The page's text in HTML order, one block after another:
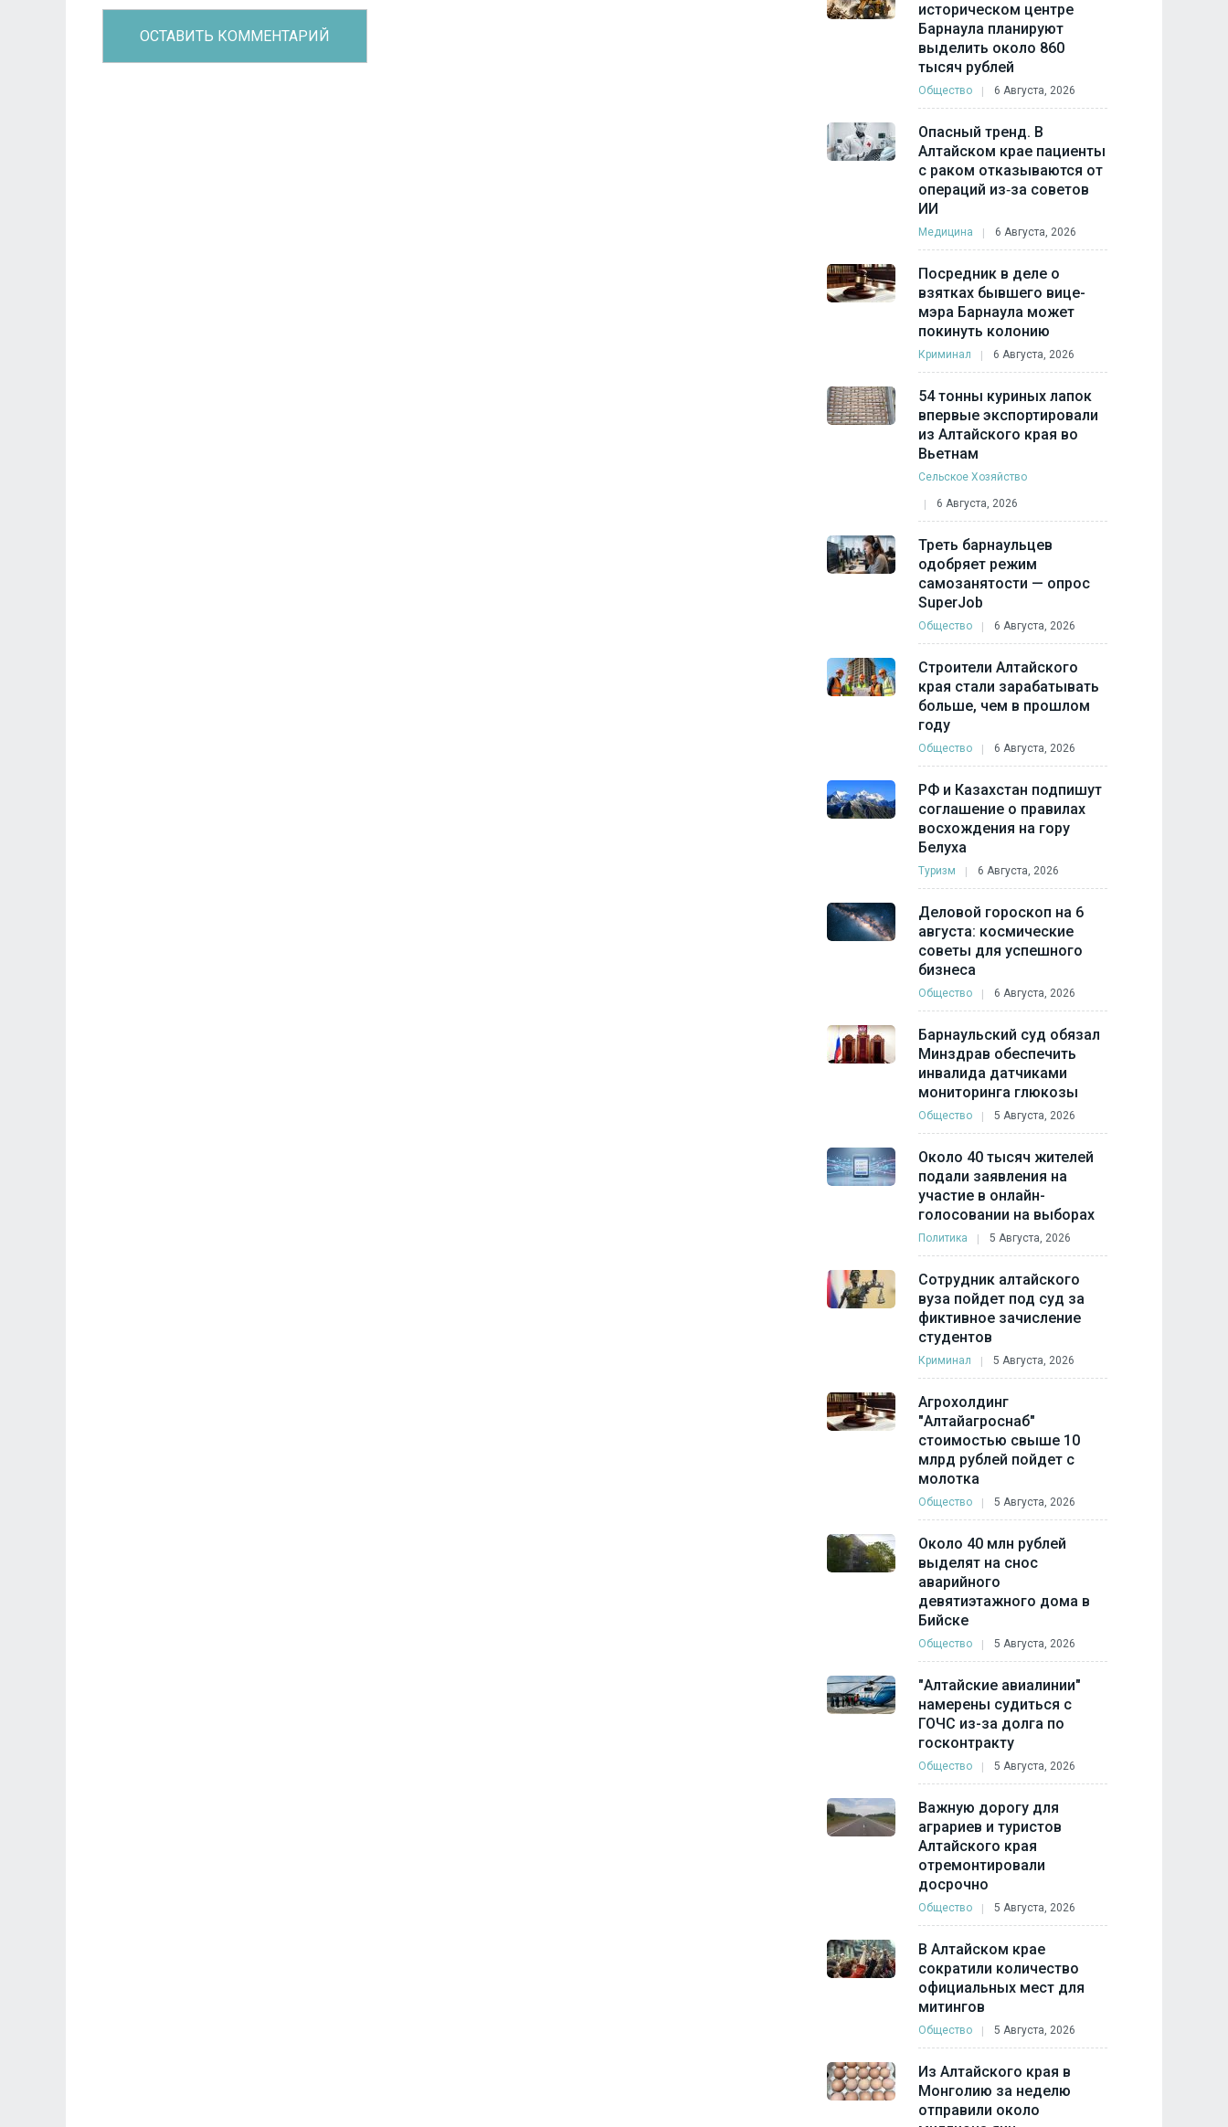
историческом центре
Барнаула планируют
выделить около 860
тысяч рублей
Общество 6 Августа, 2026
Опасный тренд. В
Алтайском крае пациенты
с раком отказываются от
операций из‑за советов
ИИ
Медицина 6 Августа, 2026
Посредник в деле о
взятках бывшего вице-
мэра Барнаула может
покинуть колонию
Криминал 6 Августа, 2026
54 тонны куриных лапок
впервые экспортировали
из Алтайского края во
Вьетнам
Сельское Хозяйство
6 Августа, 2026
Треть барнаульцев
одобряет режим
самозанятости — опрос
SuperJob
Общество 6 Августа, 2026
Строители Алтайского
края стали зарабатывать
больше, чем в прошлом
году
Общество 6 Августа, 2026
РФ и Казахстан подпишут
соглашение о правилах
восхождения на гору
Белуха
Туризм 6 Августа, 2026
Деловой гороскоп на 6
августа: космические
советы для успешного
бизнеса
Общество 6 Августа, 2026
Барнаульский суд обязал
Минздрав обеспечить
инвалида датчиками
мониторинга глюкозы
Общество 5 Августа, 2026
Около 40 тысяч жителей
подали заявления на
участие в онлайн-
голосовании на выборах
Политика 5 Августа, 2026
Сотрудник алтайского
вуза пойдет под суд за
фиктивное зачисление
студентов
Криминал 5 Августа, 2026
Агрохолдинг
"Алтайагроснаб"
стоимостью свыше 10
млрд рублей пойдет с
молотка
Общество 5 Августа, 2026
Около 40 млн рублей
выделят на снос
аварийного
девятиэтажного дома в
Бийске
Общество 5 Августа, 2026
"Алтайские авиалинии"
намерены судиться с
ГОЧС из-за долга по
госконтракту
Общество 5 Августа, 2026
Важную дорогу для
аграриев и туристов
Алтайского края
отремонтировали
досрочно
Общество 5 Августа, 2026
В Алтайском крае
сократили количество
официальных мест для
митингов
Общество 5 Августа, 2026
Из Алтайского края в
Монголию за неделю
отправили около